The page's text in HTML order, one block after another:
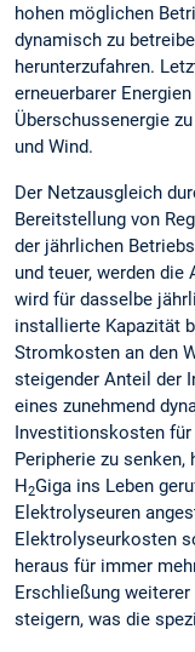
hohen möglichen
dynamisch zu
herunterzufahren.
erneuerbarer
Überschussenergie
und Wind.
Der Netzausgleich
Bereitstellung von
der jährlichen
und teuer, werden
wird für dasselbe
installierte Kapazität
Stromkosten an den
steigender Anteil der
eines zunehmend
Investitionskosten für
Peripherie zu
H2Giga ins Leben
Elektrolyseuren
Elektrolyseurkosten
heraus für immer
Erschließung
steigern, was die